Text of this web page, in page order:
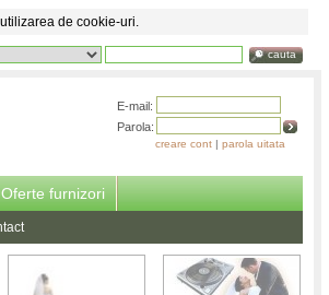
de cookie-uri.
cauta
E-mail:
Parola:
creare cont | parola uitata
Oferte furnizori